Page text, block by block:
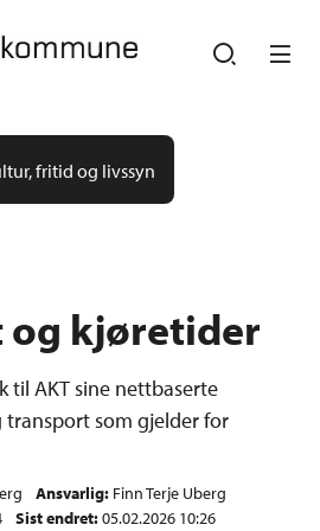
fritid og livssyn
og kjøretider
til AKT sine nettbaserte
som gjelder for
Ansvarlig Finn Terje Uberg
Sist endret 05.02.2026 10:26